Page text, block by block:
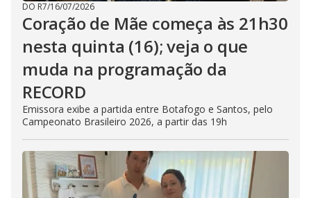
DO R7/16/07/2026
Coração de Mãe começa às 21h30
nesta quinta (16); veja o que
muda na programação da
RECORD
Emissora exibe a partida entre Botafogo e Santos, pelo
Campeonato Brasileiro 2026, a partir das 19h